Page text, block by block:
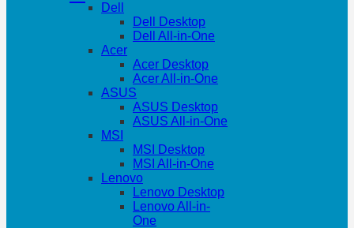
Dell
Dell Desktop
Dell All-in-One
Acer
Acer Desktop
Acer All-in-One
ASUS
ASUS Desktop
ASUS All-in-One
MSI
MSI Desktop
MSI All-in-One
Lenovo
Lenovo Desktop
Lenovo All-in-
One